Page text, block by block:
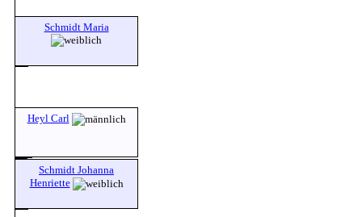
Schmidt Maria
Heyl Carl
Schmidt Johanna
Henriette